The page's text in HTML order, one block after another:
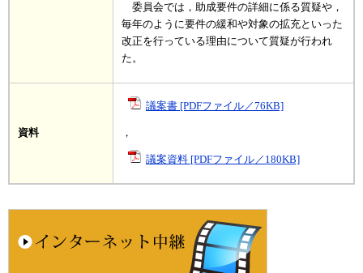
委員会では，助成要件の詳細に係る質疑や，
毎年のように要件の緩和や対象の拡充といった
改正を行っている理由について質疑が行われ
た。
資料
議案書 [PDFファイル／76KB]
，
議案資料 [PDFファイル／180KB]